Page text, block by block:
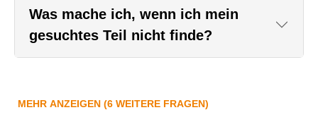
Was mache ich, wenn ich mein
gesuchtes Teil nicht finde?
MEHR ANZEIGEN (6 WEITERE FRAGEN)